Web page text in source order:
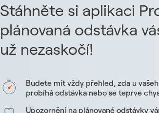
Stáhněte si aplikaci
plánovaná odstávka
už nezaskočí!
Budete mít vždy přehled, zda u
probíhá odstávka nebo se teprve
Upozornění na plánované odstávky